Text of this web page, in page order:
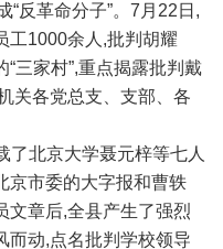
“反革命分子”。7月22日,
工1000余人,批判胡耀
三家村”,重点揭露批判戴
关各党总支、支部、各
北京大学聂元梓等七人
京市委的大字报和曹轶
文章后,全县产生了强烈
而动,点名批判学校领导